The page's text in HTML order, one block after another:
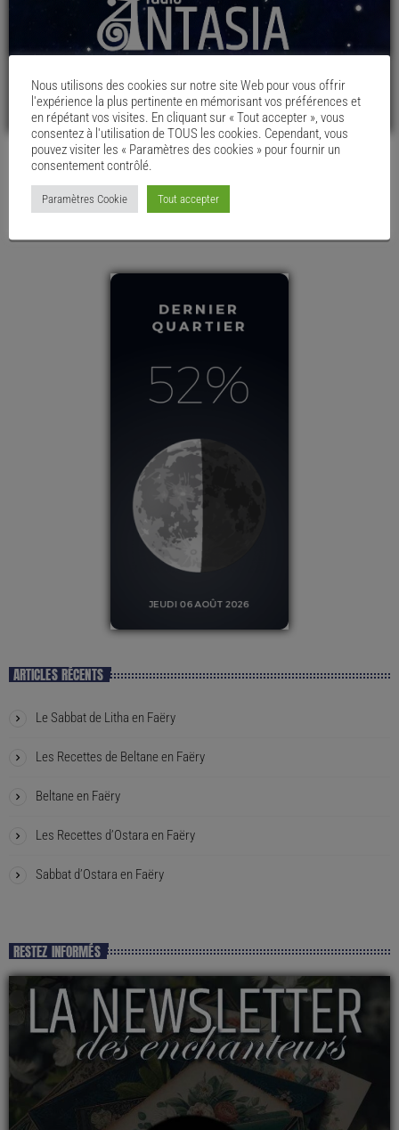
ARTICLES RÉCENTS
Le Sabbat de Litha en Faëry
Les Recettes de Beltane en Faëry
Beltane en Faëry
Les Recettes d’Ostara en Faëry
Sabbat d’Ostara en Faëry
RESTEZ INFORMÉS
Nous utilisons des cookies sur notre site Web pour vous offrir
l'expérience la plus pertinente en mémorisant vos préférences et
en répétant vos visites. En cliquant sur « Tout accepter », vous
consentez à l'utilisation de TOUS les cookies. Cependant, vous
pouvez visiter les « Paramètres des cookies » pour fournir un
consentement contrôlé.
Paramètres Cookie Tout accepter